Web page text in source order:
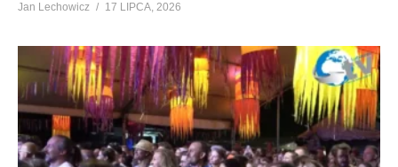
Jan Lechowicz 17 LIPCA, 2026